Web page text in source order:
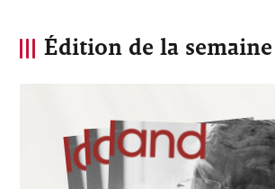
Édition de la semaine